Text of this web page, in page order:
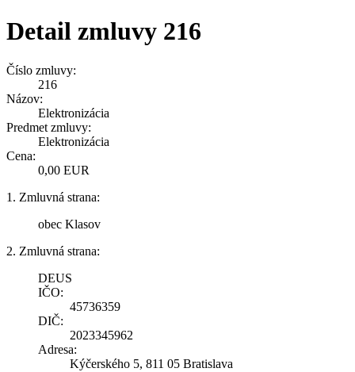
Detail zmluvy 216
Číslo zmluvy:
216
Názov:
Elektronizácia
Predmet zmluvy:
Elektronizácia
Cena:
0,00 EUR
1. Zmluvná strana:
obec Klasov
2. Zmluvná strana:
DEUS
IČO:
45736359
DIČ:
2023345962
Adresa:
Kýčerského 5, 811 05 Bratislava